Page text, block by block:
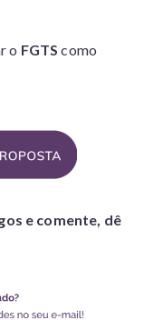
o FGTScomo
e comente, dê